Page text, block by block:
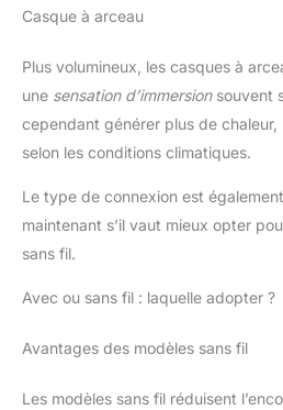
Casque à arceau
Plus volumineux, les casques à
une sensation d’immersionsouvent
cependant générer plus de
selon les conditions climatiques.
Le type de connexion est
maintenant s’il vaut mieux opter
sans fil.
Avec ou sans fil : laquelle adopter ?
Avantages des modèles sans fil
Les modèles sans fil réduisent